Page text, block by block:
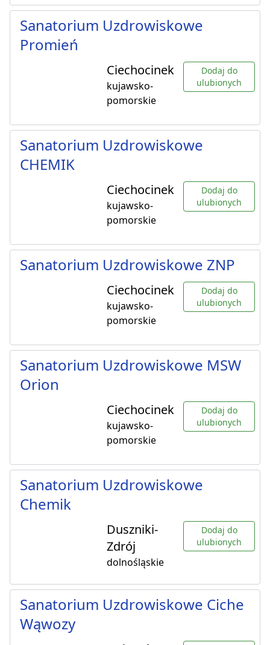
Sanatorium Uzdrowiskowe
Promień
Ciechocinek
kujawsko-
pomorskie
Dodaj do
ulubionych
Sanatorium Uzdrowiskowe
CHEMIK
Ciechocinek
kujawsko-
pomorskie
Dodaj do
ulubionych
Sanatorium Uzdrowiskowe ZNP
Ciechocinek
kujawsko-
pomorskie
Dodaj do
ulubionych
Sanatorium Uzdrowiskowe MSW
Orion
Ciechocinek
kujawsko-
pomorskie
Dodaj do
ulubionych
Sanatorium Uzdrowiskowe
Chemik
Duszniki-
Zdrój
dolnośląskie
Dodaj do
ulubionych
Sanatorium Uzdrowiskowe Ciche
Wąwozy